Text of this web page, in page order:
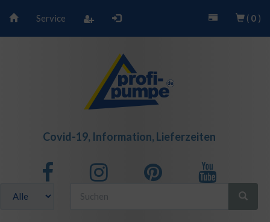
Service ( 0 )
Covid-19, Information, Lieferzeiten